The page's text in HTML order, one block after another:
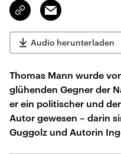
Link
kopieren/teilen
Email
Audio herunterladen
Thomas Mann wurde
glühenden Gegner der
er ein politischer und
Autor gewesen – darin
Guggolz und Autorin